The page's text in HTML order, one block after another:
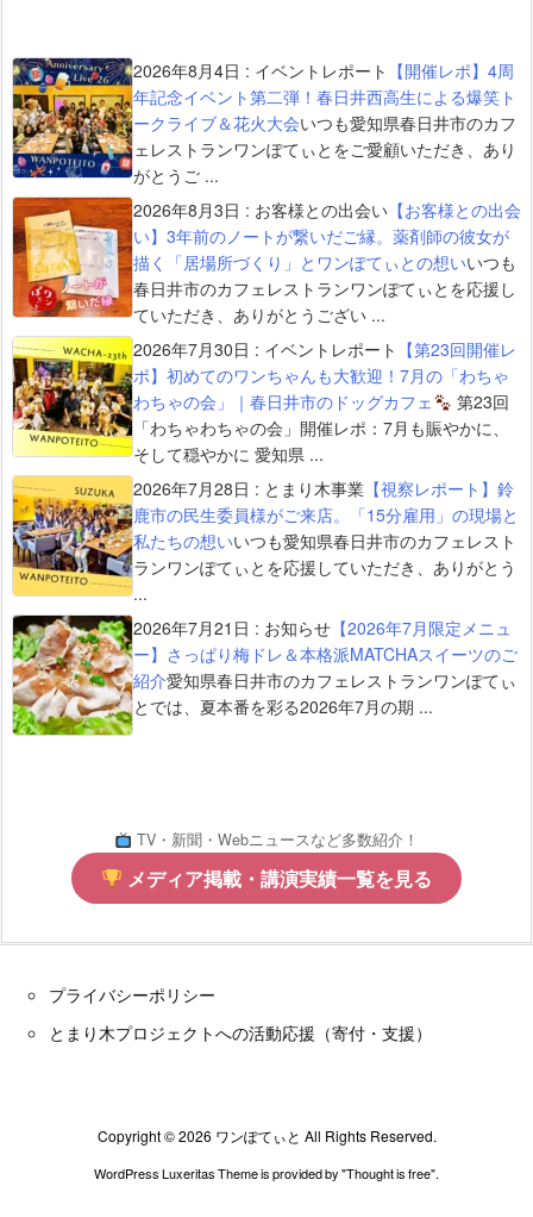
2026年8月4日 : イベントレポート 【開催レポ】4周
年記念イベント第二弾！春日井西高生による爆笑ト
ークライブ＆花火大会いつも愛知県春日井市のカフ
ェレストランワンぽてぃとをご愛顧いただき、あり
がとうご ...
2026年8月3日 : お客様との出会い 【お客様との出会
い】3年前のノートが繋いだご縁。薬剤師の彼女が
描く「居場所づくり」とワンぽてぃとの想いいつも
春日井市のカフェレストランワンぽてぃとを応援し
ていただき、ありがとうござい ...
2026年7月30日 : イベントレポート 【第23回開催レ
ポ】初めてのワンちゃんも大歓迎！7月の「わちゃ
わちゃの会」｜春日井市のドッグカフェ
第23回
「わちゃわちゃの会」開催レポ：7月も賑やかに、
そして穏やかに 愛知県 ...
2026年7月28日 : とまり木事業 【視察レポート】鈴
鹿市の民生委員様がご来店。「15分雇用」の現場と
私たちの想いいつも愛知県春日井市のカフェレスト
ランワンぽてぃとを応援していただき、ありがとう
...
2026年7月21日 : お知らせ 【2026年7月限定メニュ
ー】さっぱり梅ドレ＆本格派MATCHAスイーツのご
紹介愛知県春日井市のカフェレストランワンぽてぃ
とでは、夏本番を彩る2026年7月の期 ...
TV・新聞・Webニュースなど多数紹介！
メディア掲載・講演実績一覧を見る
プライバシーポリシー
とまり木プロジェクトへの活動応援（寄付・支援）
Copyright ©2026 ワンぽてぃと All Rights Reserved.
WordPress Luxeritas Theme is provided by "Thought is free".